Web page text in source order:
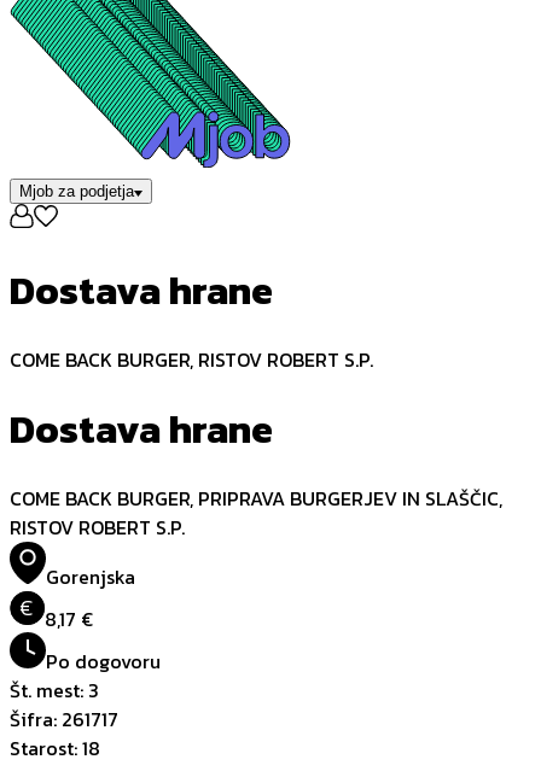
Mjob za podjetja
Dostava hrane
COME BACK BURGER, RISTOV ROBERT S.P.
Dostava hrane
COME BACK BURGER, PRIPRAVA BURGERJEV IN SLAŠČIC,
RISTOV ROBERT S.P.
Gorenjska
€ 8,17 €
Po dogovoru
Št. mest: 3
Šifra: 261717
Starost:18